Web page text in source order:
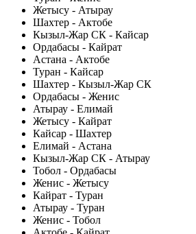
Жетысу - Атырау
Шахтер - Актобе
Кызыл-Жар СК - Кайсар
Ордабасы - Кайрат
Астана - Актобе
Туран - Кайсар
Шахтер - Кызыл-Жар СК
Ордабасы - Женис
Атырау - Елимай
Жетысу - Кайрат
Кайсар - Шахтер
Елимай - Астана
Кызыл-Жар СК - Атырау
Тобол - Ордабасы
Женис - Жетысу
Кайрат - Туран
Атырау - Туран
Женис - Тобол